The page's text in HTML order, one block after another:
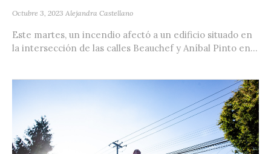
Octubre 3, 2023 Alejandra Castellano
Este martes, un incendio afectó a un edificio situado en
la intersección de las calles Beauchef y Aníbal Pinto en...